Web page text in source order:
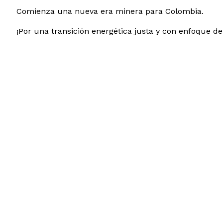
Comienza una nueva era minera para Colombia.
¡Por una transición energética justa y con enfoque